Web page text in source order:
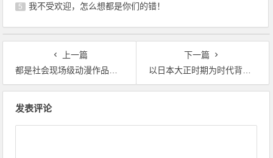
5 我不受欢迎，怎么想都是你们的错！
上一篇
都是社会现场级动漫作品，这2部动漫，为什么画功技术差距很大
下一篇
以日本大正时期为时代背景的动漫，你知道哪几部？
发表评论